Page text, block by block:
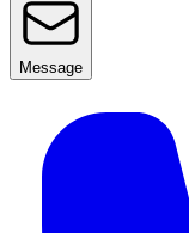
Message